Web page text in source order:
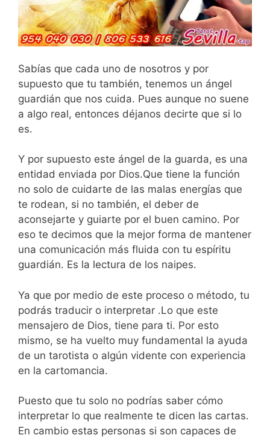
Sabías que cada uno de nosotros y por
supuesto que tu también, tenemos un ángel
guardián que nos cuida. Pues aunque no suene
a algo real, entonces déjanos decirte que si lo
es.
Y por supuesto este ángel de la guarda, es una
entidad enviada por Dios.Que tiene la función
no solo de cuidarte de las malas energías que
te rodean, si no también, el deber de
aconsejarte y guiarte por el buen camino. Por
eso te decimos que la mejor forma de mantener
una comunicación más fluida con tu espíritu
guardián. Es la lectura de los naipes.
Ya que por medio de este proceso o método, tu
podrás traducir o interpretar .Lo que este
mensajero de Dios, tiene para ti. Por esto
mismo, se ha vuelto muy fundamental la ayuda
de un tarotista o algún vidente con experiencia
en la cartomancia.
Puesto que tu solo no podrías saber cómo
interpretar lo que realmente te dicen las cartas.
En cambio estas personas si son capaces de